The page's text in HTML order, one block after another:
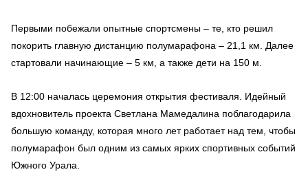
Первыми побежали опытные спортсмены – те, кто решил
покорить главную дистанцию полумарафона – 21,1 км. Далее
стартовали начинающие – 5 км, а также дети на 150 м.
В 12:00 началась церемония открытия фестиваля. Идейный
вдохновитель проекта Светлана Мамедалина поблагодарила
большую команду, которая много лет работает над тем, чтобы
полумарафон был одним из самых ярких спортивных событий
Южного Урала.